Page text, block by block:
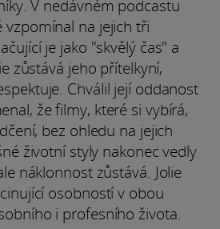
V nedávném podcastu
na jejich tři
je jako "skvělý čas" a
zůstává jeho přítelkyní,
Chválil její oddanost
že filmy, které si vybírá,
bez ohledu na jejich
životní styly nakonec vedly
náklonnost zůstává. Jolie
osobností v obou
i profesního života.